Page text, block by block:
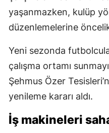
yaşanmazken, kulüp
düzenlemelerine
Yeni sezonda
çalışma ortamı
Şehmus Özer
yenileme kararı aldı.
İş makineleri